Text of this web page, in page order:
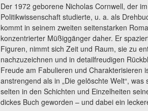
Der 1972 geborene Nicholas Cornwell, der
Politikwissenschaft studierte, u. a. als
kommt in seinem zweiten seitenstarken
konzentrierter Müßiggänger daher. Er
Figuren, nimmt sich Zeit und Raum, sie zu
nachzuzeichnen und in detailfreudigen
Freude am Fabulieren und Charakterisieren
anstrengend als in „Die gelöschte Welt“,
selten in den Schichten und Einzelheiten
dickes Buch geworden – und dabei ein